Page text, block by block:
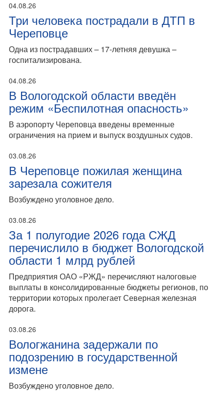
04.08.26
Три человека пострадали в ДТП в
Череповце
Одна из пострадавших – 17-летняя девушка –
госпитализирована.
04.08.26
В Вологодской области введён
режим «Беспилотная опасность»
В аэропорту Череповца введены временные
ограничения на прием и выпуск воздушных судов.
03.08.26
В Череповце пожилая женщина
зарезала сожителя
Возбуждено уголовное дело.
03.08.26
За 1 полугодие 2026 года СЖД
перечислило в бюджет Вологодской
области 1 млрд рублей
Предприятия ОАО «РЖД» перечисляют налоговые
выплаты в консолидированные бюджеты регионов, по
территории которых пролегает Северная железная
дорога.
03.08.26
Вологжанина задержали по
подозрению в государственной
измене
Возбуждено уголовное дело.